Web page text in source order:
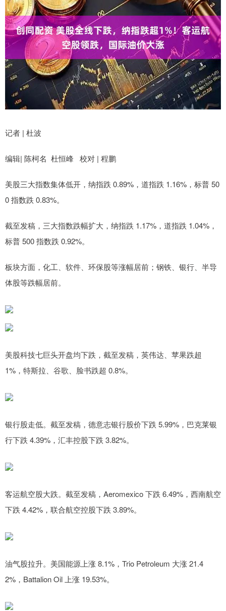
记者 | 杜波
编辑| 陈柯名 杜恒峰 校对 | 程鹏
美股三大指数集体低开，纳指跌 0.89%，道指跌 1.16%，标普 50
0 指数跌 0.83%。
截至发稿，三大指数跌幅扩大，纳指跌 1.17%，道指跌 1.04%，
标普 500 指数跌 0.92%。
板块方面，化工、软件、环保股等涨幅居前；钢铁、银行、半导
体股等跌幅居前。
美股科技七巨头开盘均下跌，截至发稿，英伟达、苹果跌超
1%，特斯拉、谷歌、脸书跌超 0.8%。
银行股走低。截至发稿，德意志银行股价下跌 5.99%，巴克莱银
行下跌 4.39%，汇丰控股下跌 3.82%。
客运航空股大跌。截至发稿，Aeromexico 下跌 6.49%，西南航空
下跌 4.42%，联合航空控股下跌 3.89%。
油气股拉升。美国能源上涨 8.1%，Trio Petroleum 大涨 21.4
2%，Battalion Oil 上涨 19.53%。